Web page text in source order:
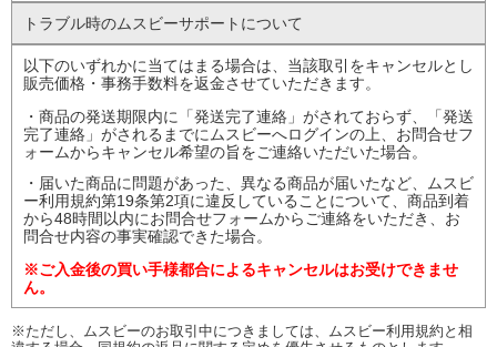
トラブル時のムスビーサポート について
以下のいずれかに当てはまる場合は、当該取引をキャンセルとし
販売価格・事務手数料を返金させていただきます。
・商品の発送期限内に「発送完了連絡」がされておらず、「発送
完了連絡」がされるまでにムスビーへログインの上、お問合せフ
ォームからキャンセル希望の旨をご連絡いただいた場合。
・届いた商品に問題があった、異なる商品が届いたなど、ムスビ
ー利用規約第19条第2項に違反していることについて、商品到着
から48時間以内にお問合せフォームからご連絡をいただき、お
問合せ内容の事実確認できた場合。
※ご入金後の買い手様都合によるキャンセルはお受けできませ
ん。
※ただし、ムスビーのお取引中につきましては、ムスビー利用規約と相